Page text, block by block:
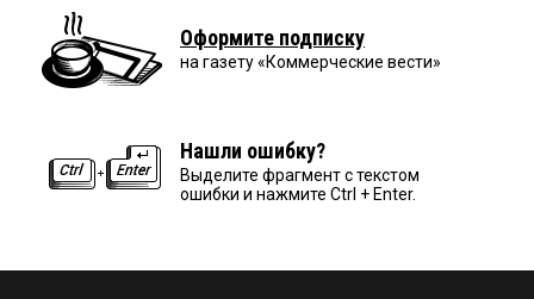
Оформите подписку
на газету «Коммерческие вести»
Нашли ошибку?
Выделите фрагмент с текстом
ошибки и нажмите Ctrl + Enter.